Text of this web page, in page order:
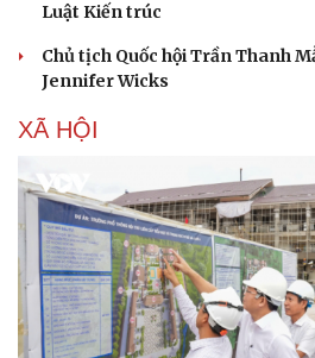
Luật Kiến trúc
Chủ tịch Quốc hội Trần Thanh
Jennifer Wicks
XÃ HỘI